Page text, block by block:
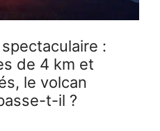
spectaculaire :
de 4 km et
le volcan
t-il ?